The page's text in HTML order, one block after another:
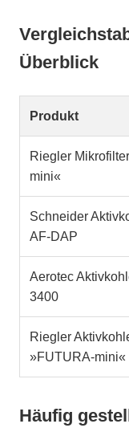
Überblick
Produkt
Riegler
mini«
Schneider
AF-DAP
Aerotec
3400
Riegler
»FUTURA-mini«
Häufig